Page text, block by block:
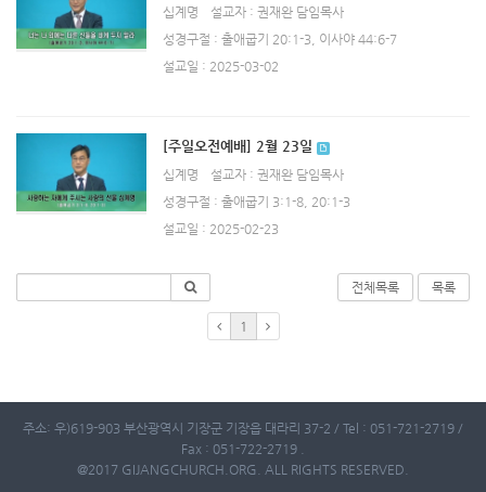
십계명
설교자 : 권재완 담임목사
성경구절 : 출애굽기 20:1-3, 이사야 44:6-7
설교일 : 2025-03-02
[주일오전예배] 2월 23일
십계명
설교자 : 권재완 담임목사
성경구절 : 출애굽기 3:1-8, 20:1-3
설교일 : 2025-02-23
전체목록 목록
1
주소: 우)619-903 부산광역시 기장군 기장읍 대라리 37-2 / Tel : 051-721-2719 /
Fax : 051-722-2719 .
@2017 GIJANGCHURCH.ORG. ALL RIGHTS RESERVED.